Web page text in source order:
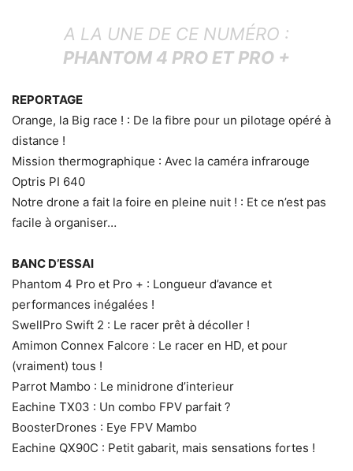
A LA UNE DE CE NUMÉRO :
PHANTOM 4 PRO ET PRO +
REPORTAGE
Orange, la Big race ! : De la fibre pour un pilotage opéré à
distance !
Mission thermographique : Avec la caméra infrarouge
Optris PI 640
Notre drone a fait la foire en pleine nuit ! : Et ce n’est pas
facile à organiser…
BANC D’ESSAI
Phantom 4 Pro et Pro + : Longueur d’avance et
performances inégalées !
SwellPro Swift 2 : Le racer prêt à décoller !
Amimon Connex Falcore : Le racer en HD, et pour
(vraiment) tous !
Parrot Mambo : Le minidrone d’interieur
Eachine TX03 : Un combo FPV parfait ?
BoosterDrones : Eye FPV Mambo
Eachine QX90C : Petit gabarit, mais sensations fortes !